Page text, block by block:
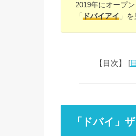
2019年にオープ
「ドバイアイ 」
【目次】 [
「ドバイ」